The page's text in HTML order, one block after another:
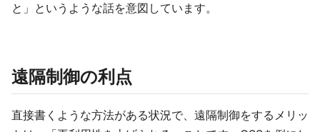
と」というような話を意図しています。
遠隔制御の利点
直接書くような方法がある状況で、遠隔制御をするメリッ